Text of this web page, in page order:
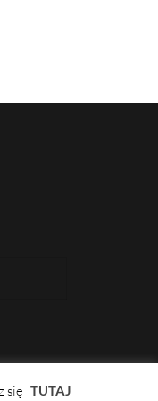
górę strony
się TUTAJ